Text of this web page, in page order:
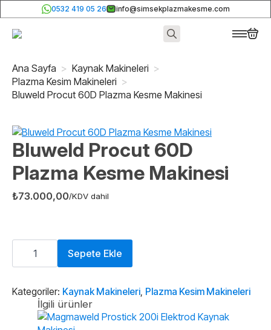
0532 419 05 26 info@simsekplazmakesme.com
Ana Sayfa
Kaynak Makineleri
Plazma Kesim Makineleri
Bluweld Procut 60D Plazma Kesme Makinesi
Bluweld Procut 60D
Plazma Kesme Makinesi
₺73.000,00/KDV dahil
Bluweld
Procut
60D
Makinesi
Sepete Ekle
Kategoriler: Kaynak Makineleri, Plazma Kesim Makineleri
İlgili ürünler